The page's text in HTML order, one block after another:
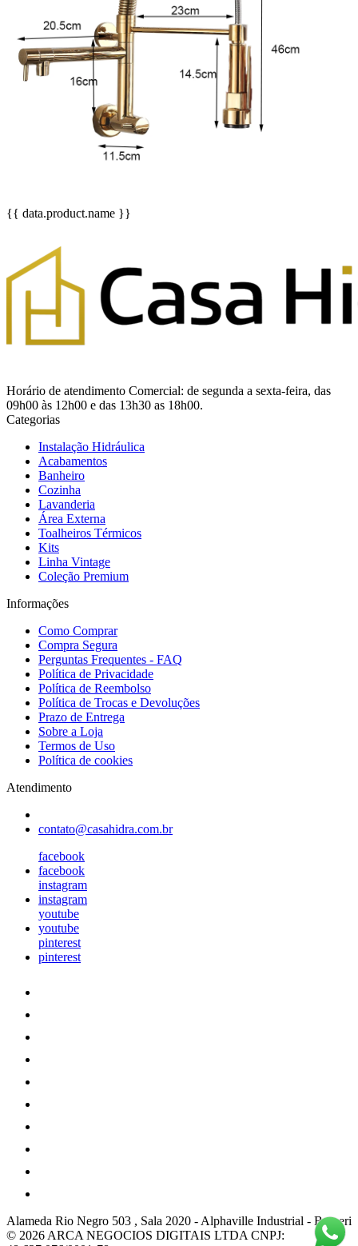
{{ data.product.name }}
Horário de atendimento Comercial: de segunda a sexta-feira, das
09h00 às 12h00 e das 13h30 as 18h00.
Categorias
Instalação Hidráulica
Acabamentos
Banheiro
Cozinha
Lavanderia
Área Externa
Toalheiros Térmicos
Kits
Linha Vintage
Coleção Premium
Informações
Como Comprar
Compra Segura
Perguntas Frequentes - FAQ
Política de Privacidade
Política de Reembolso
Política de Trocas e Devoluções
Prazo de Entrega
Sobre a Loja
Termos de Uso
Política de cookies
Atendimento
contato@casahidra.com.br
facebook
facebook
instagram
instagram
youtube
youtube
pinterest
pinterest
Alameda Rio Negro 503 , Sala 2020 - Alphaville Industrial - Barueri
© 2026 ARCA NEGOCIOS DIGITAIS LTDA CNPJ: